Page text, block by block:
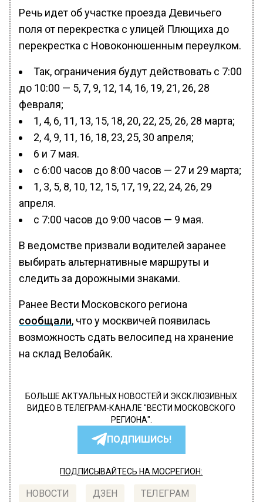
Речь идет об участке проезда Девичьего
поля от перекрестка с улицей Плющиха до
перекрестка с Новоконюшенным переулком.
Так, ограничения будут действовать с 7:00
до 10:00 — 5, 7, 9, 12, 14, 16, 19, 21, 26, 28
февраля;
1, 4, 6, 11, 13, 15, 18, 20, 22, 25, 26, 28 марта;
2, 4, 9, 11, 16, 18, 23, 25, 30 апреля;
6 и 7 мая.
с 6:00 часов до 8:00 часов — 27 и 29 марта;
1, 3, 5, 8, 10, 12, 15, 17, 19, 22, 24, 26, 29
апреля.
с 7:00 часов до 9:00 часов — 9 мая.
В ведомстве призвали водителей заранее
выбирать альтернативные маршруты и
следить за дорожными знаками.
Ранее Вести Московского региона
сообщали, что у москвичей появилась
возможность сдать велосипед на хранение
на склад Велобайк.
БОЛЬШЕ АКТУАЛЬНЫХ НОВОСТЕЙ И ЭКСКЛЮЗИВНЫХ
ВИДЕО В ТЕЛЕГРАМ-КАНАЛЕ "ВЕСТИ МОСКОВСКОГО
РЕГИОНА".
ПОДПИШИСЬ!
ПОДПИСЫВАЙТЕСЬ НА МОСРЕГИОН:
НОВОСТИ ДЗЕН ТЕЛЕГРАМ